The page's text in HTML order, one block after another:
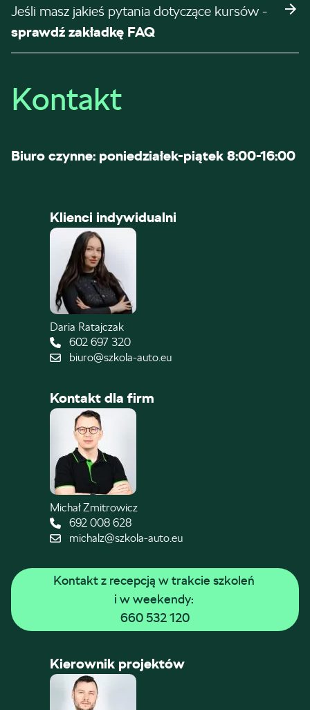
Jeśli masz jakieś pytania dotyczące kursów -
sprawdź zakładkę FAQ
Kontakt
Biuro czynne: poniedziałek-piątek 8:00-16:00
Klienci indywidualni
Daria Ratajczak
602 697 320
biuro@szkola-auto.eu
Kontakt dla firm
Michał Zmitrowicz
692 008 628
michalz@szkola-auto.eu
Kontakt z recepcją w trakcie szkoleń
i w weekendy:
660 532 120
Kierownik projektów